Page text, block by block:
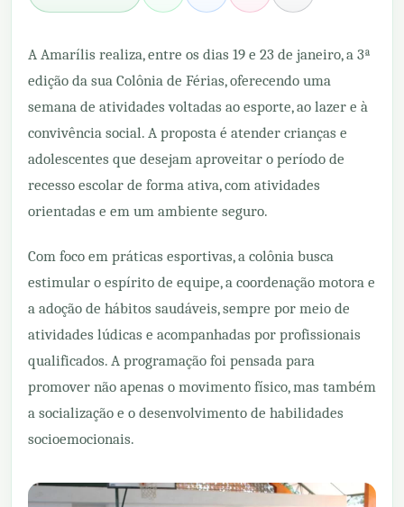
A Amarílis realiza, entre os dias 19 e 23 de janeiro, a 3ª
edição da sua Colônia de Férias, oferecendo uma
semana de atividades voltadas ao esporte, ao lazer e à
convivência social. A proposta é atender crianças e
adolescentes que desejam aproveitar o período de
recesso escolar de forma ativa, com atividades
orientadas e em um ambiente seguro.
Com foco em práticas esportivas, a colônia busca
estimular o espírito de equipe, a coordenação motora e
a adoção de hábitos saudáveis, sempre por meio de
atividades lúdicas e acompanhadas por profissionais
qualificados. A programação foi pensada para
promover não apenas o movimento físico, mas também
a socialização e o desenvolvimento de habilidades
socioemocionais.